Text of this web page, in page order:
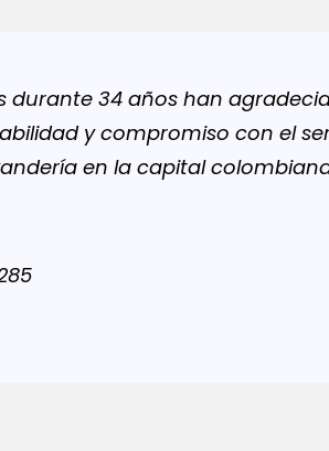
durante 34 años han
y compromiso con el
en la capital